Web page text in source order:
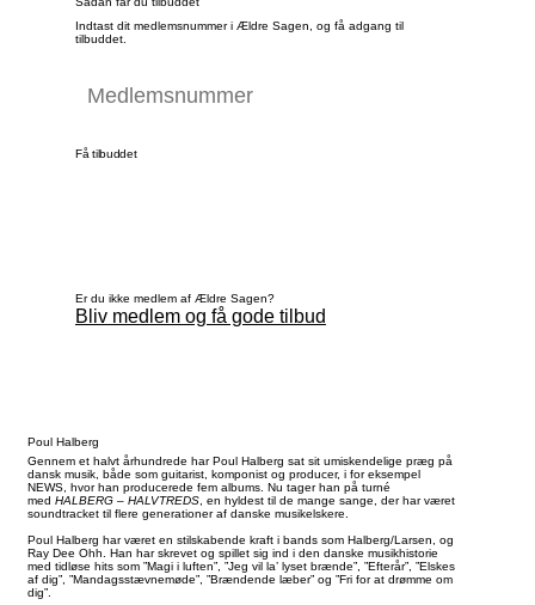
Poul Halberg
Gennem et halvt århundrede har Poul Halberg sat sit umiskendelige præg på
dansk musik, både som guitarist, komponist og producer, i for eksempel
NEWS, hvor han producerede fem albums. Nu tager han på turné
med HALBERG – HALVTREDS , en hyldest til de mange sange, der har været
soundtracket til flere generationer af danske musikelskere.
Poul Halberg har været en stilskabende kraft i bands som Halberg/Larsen, og
Ray Dee Ohh. Han har skrevet og spillet sig ind i den danske musikhistorie
med tidløse hits som ”Magi i luften”, ”Jeg vil la’ lyset brænde”, ”Efterår”, ”Elskes
af dig”, ”Mandagsstævnemøde”, ”Brændende læber” og ”Fri for at drømme om
dig”.
Indtast dit medlemsnummer i Ældre Sagen, og få adgang til
tilbuddet.
Få tilbuddet
Er du ikke medlem af Ældre Sagen?
Bliv medlem og få gode tilbud